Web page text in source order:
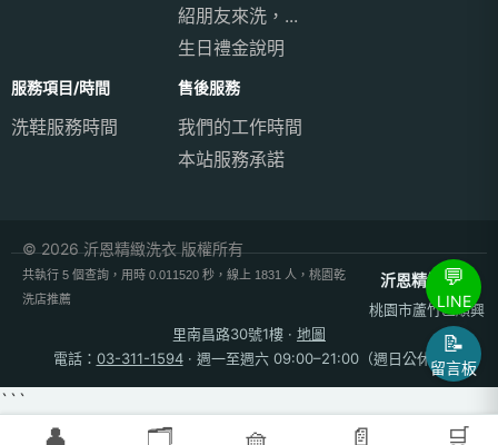
紹朋友來洗，...
生日禮金說明
服務項目/時間
洗鞋服務時間
售後服務
我們的工作時間
本站服務承諾
© 2026 沂恩精緻洗衣 版權所有
共執行 5 個查詢，用時 0.011520 秒，線上 1831 人，桃園乾
洗店推薦
沂恩精緻洗衣
桃園市蘆竹區順興
里南昌路30號1樓 · 地圖
電話： 03-311-1594· 週一至週六 09:00–21:00（週日公休）
👤 🗂️ 🧺 📄 🛒
💬
LINE
📝
留言板
```